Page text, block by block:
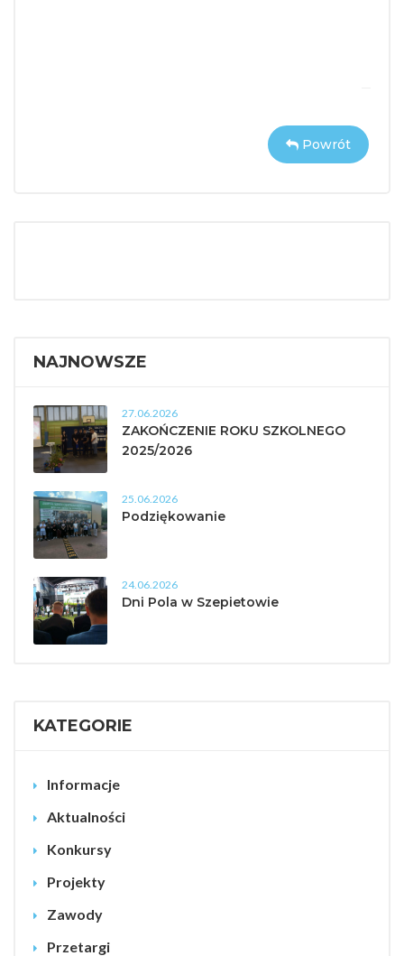
Powrót
NAJNOWSZE
27.06.2026
ZAKOŃCZENIE ROKU SZKOLNEGO
2025/2026
25.06.2026
Podziękowanie
24.06.2026
Dni Pola w Szepietowie
KATEGORIE
Informacje
Aktualności
Konkursy
Projekty
Zawody
Przetargi